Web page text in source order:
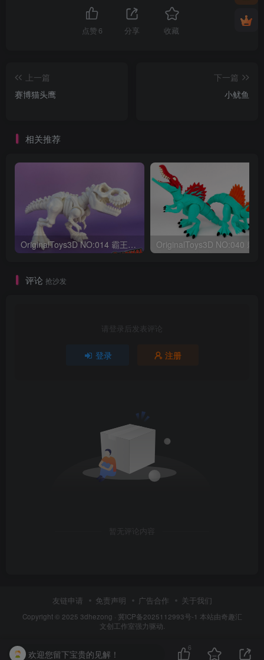
点赞 6 分享 收藏
上一篇
赛博猫头鹰
下一篇
小鱿鱼
相关推荐
OriginalToys3D NO:014 霸王龙骨架
评论 抢沙发
请登录后发表评论
登录 注册
暂无评论内容
友链申请 免责声明 广告合作 关于我们
Copyright © 2025 3dhezong · 冀ICP备2025112993号-1 本站由奇趣汇
文创工作室强力驱动.
欢迎您留下宝贵的见解！
6